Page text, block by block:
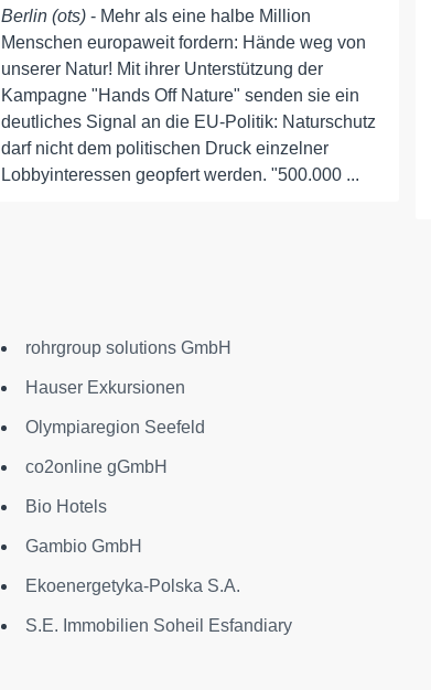
Berlin (ots)- Mehr als eine halbe Million
Menschen europaweit fordern: Hände weg von
unserer Natur! Mit ihrer Unterstützung der
Kampagne "Hands Off Nature" senden sie ein
deutliches Signal an die EU-Politik: Naturschutz
darf nicht dem politischen Druck einzelner
Lobbyinteressen geopfert werden. "500.000 ...
rohrgroup solutions GmbH
Hauser Exkursionen
Olympiaregion Seefeld
co2online gGmbH
Bio Hotels
Gambio GmbH
Ekoenergetyka-Polska S.A.
S.E. Immobilien Soheil Esfandiary